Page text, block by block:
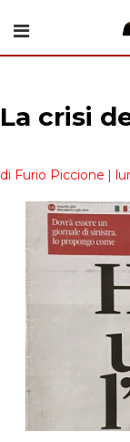
La crisi
di Furio Piccione |